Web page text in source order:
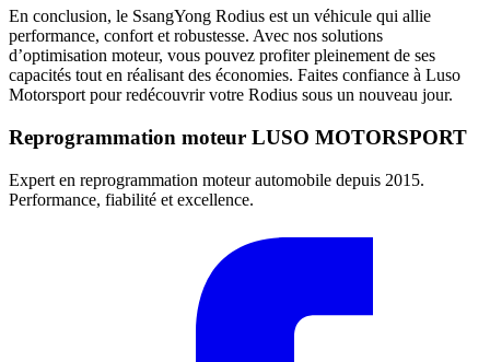
En conclusion, le SsangYong Rodius est un véhicule qui allie
performance, confort et robustesse. Avec nos solutions
d’optimisation moteur, vous pouvez profiter pleinement de ses
capacités tout en réalisant des économies. Faites confiance à Luso
Motorsport pour redécouvrir votre Rodius sous un nouveau jour.
Reprogrammation moteur LUSO MOTORSPORT
Expert en reprogrammation moteur automobile depuis 2015.
Performance, fiabilité et excellence.